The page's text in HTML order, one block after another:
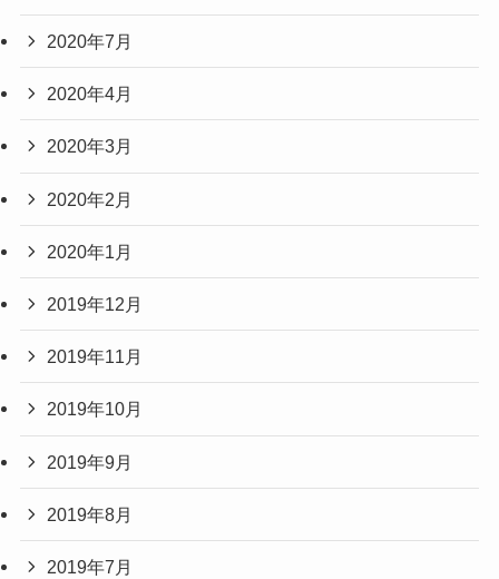
2020年7月
2020年4月
2020年3月
2020年2月
2020年1月
2019年12月
2019年11月
2019年10月
2019年9月
2019年8月
2019年7月